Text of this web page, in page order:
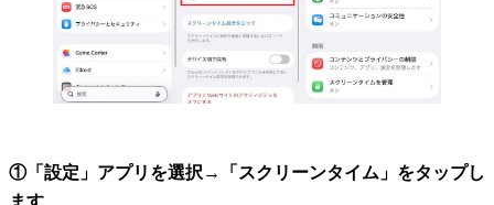
①「設定」アプリを選択→「スクリーンタイム」をタップし
ます